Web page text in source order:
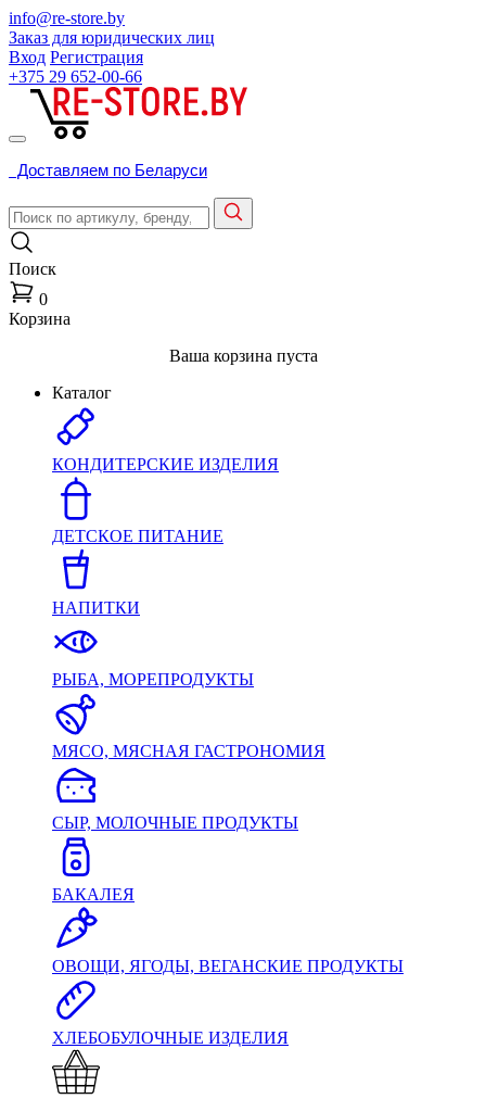
info@re-store.by
Заказ для юридических лиц
Вход Регистрация
+375 29 652-00-66
Доставляем по Беларуси
Поиск
0
Корзина
Ваша корзина пуста
Каталог
КОНДИТЕРСКИЕ ИЗДЕЛИЯ
ДЕТСКОЕ ПИТАНИЕ
НАПИТКИ
РЫБА, МОРЕПРОДУКТЫ
МЯСО, МЯСНАЯ ГАСТРОНОМИЯ
СЫР, МОЛОЧНЫЕ ПРОДУКТЫ
БАКАЛЕЯ
ОВОЩИ, ЯГОДЫ, ВЕГАНСКИЕ ПРОДУКТЫ
ХЛЕБОБУЛОЧНЫЕ ИЗДЕЛИЯ